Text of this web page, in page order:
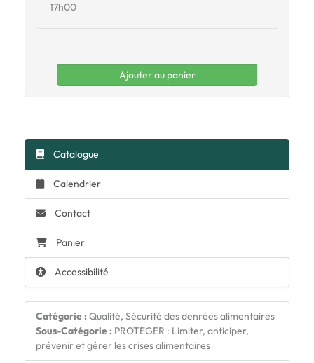
17h00
Ajouter au panier
Catalogue
Calendrier
Contact
Panier
Accessibilité
Catégorie :Qualité, Sécurité des denrées alimentaires
Sous-Catégorie : PROTEGER : Limiter, anticiper,
prévenir et gérer les crises alimentaires